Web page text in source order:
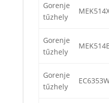
Gorenje
tűzhely
Gorenje
tűzhely
Gorenje
tűzhely